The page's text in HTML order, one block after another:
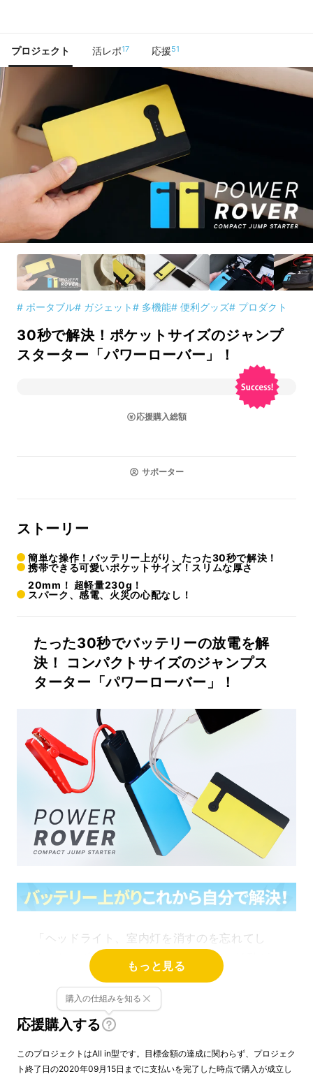
プロジェクト 活レポ17 応援51
# ポータブル# ガジェット# 多機能# 便利グッズ# プロダクト
30秒で解決！ポケットサイズのジャンプ
スターター「パワーローバー」！
応援購入総額
サポーター
ストーリー
簡単な操作！バッテリー上がり、たった30秒で解決！
携帯できる可愛いポケットサイズ！スリムな厚さ
20mm！ 超軽量230g！
スパーク、感電、火災の心配なし！
たった30秒でバッテリーの放電を解
決！ コンパクトサイズのジャンプス
ターター「パワーローバー」！
「ヘッドライト、室内灯を消すのを忘れてし
まった。 出勤しなければならないのに始動が
かからなくて。。。 どうすればいいか分から
ないし。。。サービスセンター
ど、一体いつ来るの？」
皆さんもこういう経験ありますか？一体何故
バッテリーが放電されるのですか。
もっと見る
応援購入する
購入の仕組みを知る
このプロジェクトはAll in型です。目標金額の達成に関わらず、プロジェク
ト終了日の2020年09月15日までに支払いを完了した時点で購入が成立し